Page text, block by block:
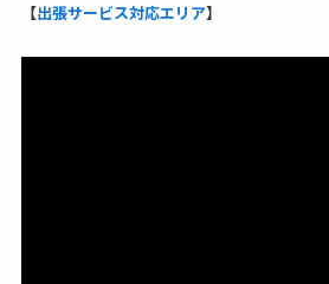
【出張サービス対応エリア】